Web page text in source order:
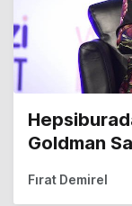
Goldman
Fırat Demirel